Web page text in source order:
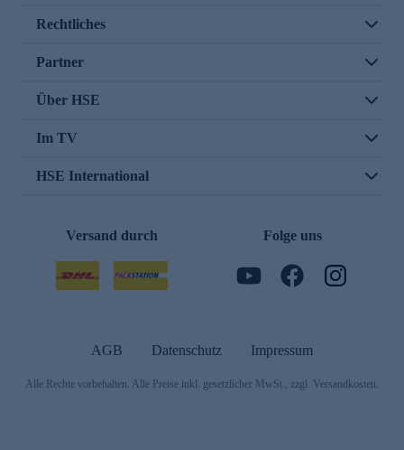
Rechtliches
Partner
Über HSE
Im TV
HSE International
Versand durch Folge uns
AGB Datenschutz Impressum
Alle Rechte vorbehalten. Alle Preise inkl. gesetzlicher MwSt., zzgl. Versandkosten.